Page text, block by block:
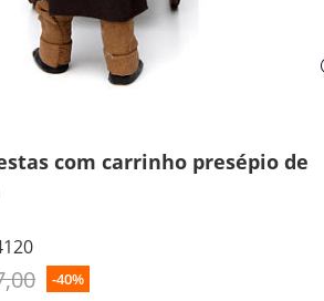
com carrinho presépio de
-40%